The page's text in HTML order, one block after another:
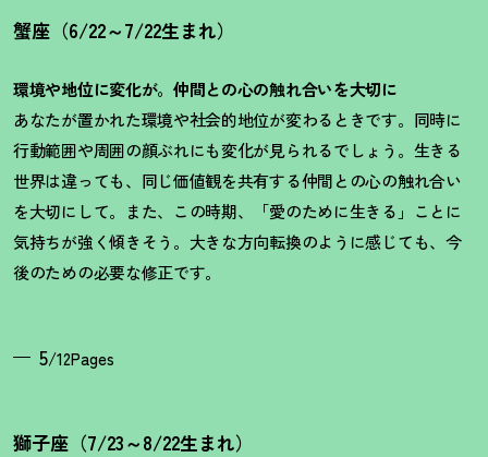
蟹座（6/22～7/22生まれ）
環境や地位に変化が。仲間との心の触れ合いを大切に
あなたが置かれた環境や社会的地位が変わるときです。同時に
行動範囲や周囲の顔ぶれにも変化が見られるでしょう。生きる
世界は違っても、同じ価値観を共有する仲間との心の触れ合い
を大切にして。また、この時期、「愛のために生きる」ことに
気持ちが強く傾きそう。大きな方向転換のように感じても、今
後のための必要な修正です。
5/12Pages
獅子座（7/23～8/22生まれ）